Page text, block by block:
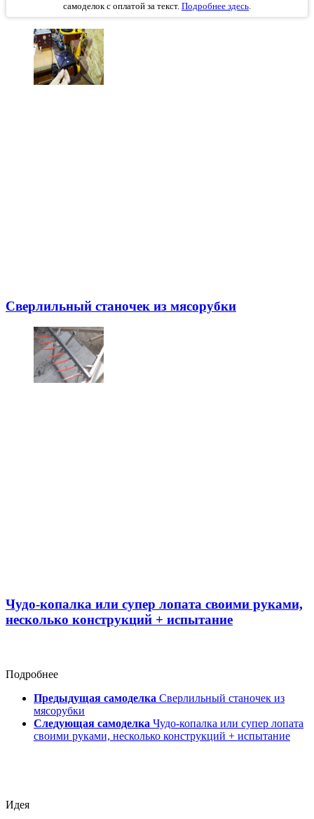
самоделок с оплатой за текст. Подробнее здесь.
Сверлильный станочек из мясорубки
Чудо-копалка или супер лопата своими руками,
несколько конструкций + испытание
Подробнее
Предыдущая самоделка Сверлильный станочек из
мясорубки
Следующая самоделка Чудо-копалка или супер лопата
своими руками, несколько конструкций + испытание
Идея